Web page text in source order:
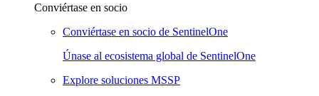
Conviértase en socio
Conviértase en socio de SentinelOne
Únase al ecosistema global de SentinelOne
Explore soluciones MSSP